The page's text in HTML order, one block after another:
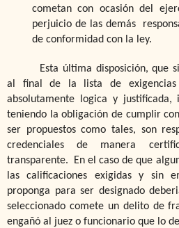
cometan con ocasión del
perjuicio de las demás
de conformidad con la ley.
Esta última disposición, que
al final de la lista de
absolutamente logica y justificada,
teniendo la obligación de cumplir
ser propuestos como tales, son
credenciales de manera
transparente. En el caso de que
las calificaciones exigidas y sin
proponga para ser designado
seleccionado comete un delito de
engañó al juez o funcionario que lo